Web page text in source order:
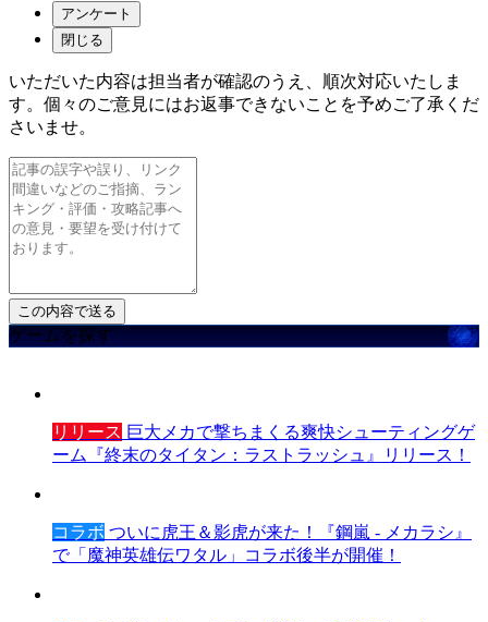
アンケート
閉じる
いただいた内容は担当者が確認のうえ、順次対応いたしま
す。個々のご意見にはお返事できないことを予めご了承くだ
さいませ。
ゲームを探す
リリース 巨大メカで撃ちまくる爽快シューティングゲ
ーム『終末のタイタン：ラストラッシュ』リリース！
コラボ ついに虎王＆影虎が来た！『鋼嵐 - メカラシ』
で「魔神英雄伝ワタル」コラボ後半が開催！